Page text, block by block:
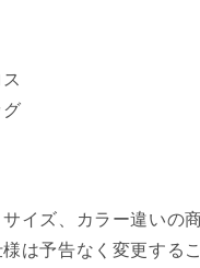
イズ、カラー違いの
は予告なく変更する